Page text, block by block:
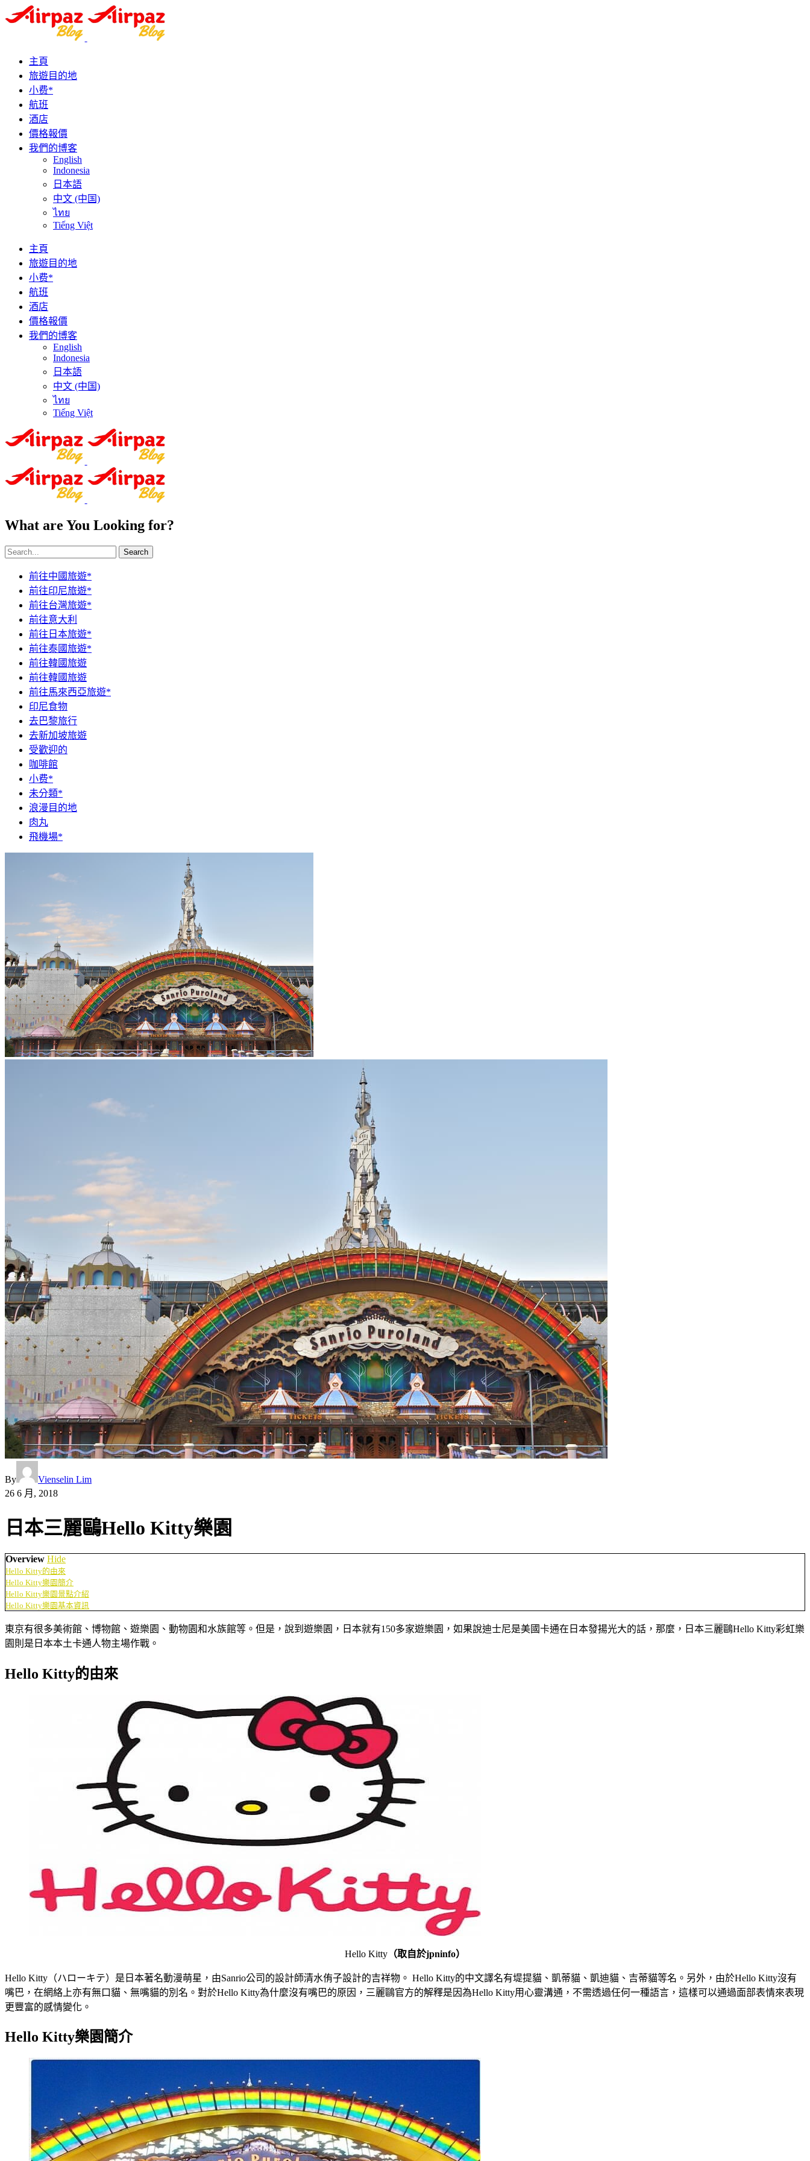
主頁
旅遊目的地
小费*
航班
酒店
價格報價
我們的博客
English
Indonesia
日本語
中文 (中国)
ไทย
Tiếng Việt
主頁
旅遊目的地
小费*
航班
酒店
價格報價
我們的博客
English
Indonesia
日本語
中文 (中国)
ไทย
Tiếng Việt
What are You Looking for?
Search
前往中國旅遊*
前往印尼旅遊*
前往台灣旅遊*
前往意大利
前往日本旅遊*
前往泰國旅遊*
前往韓國旅遊
前往韓國旅遊
前往馬來西亞旅遊*
印尼食物
去巴黎旅行
去新加坡旅遊
受歡迎的
咖啡館
小费*
未分類*
浪漫目的地
肉丸
飛機場*
By
Vienselin Lim
26 6 月, 2018
日本三麗鷗Hello Kitty樂園
Overview Hide
Hello Kitty的由來
Hello Kitty樂園簡介
Hello Kitty樂園景點介紹
Hello Kitty樂園基本資訊
東京有很多美術館、博物館、遊樂園、動物園和水族館等。但是，說到遊樂園，日本就有150多家遊樂園，如果說迪士尼是美國卡通在日本發揚光大的話，那麼，日本三麗鷗Hello Kitty彩虹樂
園則是日本本土卡通人物主場作戰。
Hello Kitty的由來
Hello Kitty （取自於jpninfo）
Hello Kitty（ハローキテ）是日本著名動漫萌星，由Sanrio公司的設計師清水侑子設計的吉祥物。 Hello Kitty的中文譯名有堤提貓、凱蒂貓、凱迪貓、吉蒂貓等名。另外，由於Hello Kitty沒有
嘴巴，在網絡上亦有無口貓、無嘴貓的別名。對於Hello Kitty為什麼沒有嘴巴的原因，三麗鷗官方的解釋是因為Hello Kitty用心靈溝通，不需透過任何一種語言，這樣可以通過面部表情來表現
更豐富的感情變化。
Hello Kitty樂園簡介